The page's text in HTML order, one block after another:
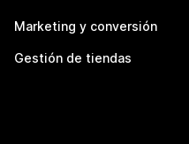
Marketing y conversión
Gestión de tiendas